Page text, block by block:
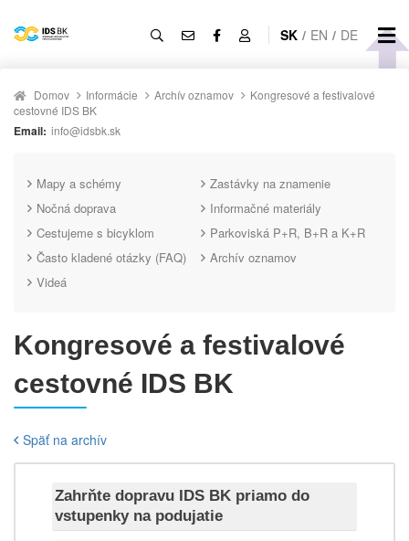
SK / EN / DE
Domov Informácie Archív oznamov
Kongresové a festivalové
cestovné IDS BK
Email: info@idsbk.sk
Mapy a schémy
Zastávky na znamenie
Nočná doprava
Informačné materiály
Cestujeme s bicyklom
Parkoviská P+R, B+R a K+R
Často kladené otázky (FAQ)
Archív oznamov
Videá
Kongresové a festivalové
cestovné IDS BK
Späť na archív
Zahrňte dopravu IDS BK priamo do
vstupenky na podujatie